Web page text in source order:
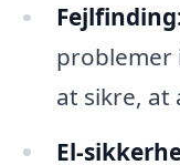
problemer
at sikre,
El-